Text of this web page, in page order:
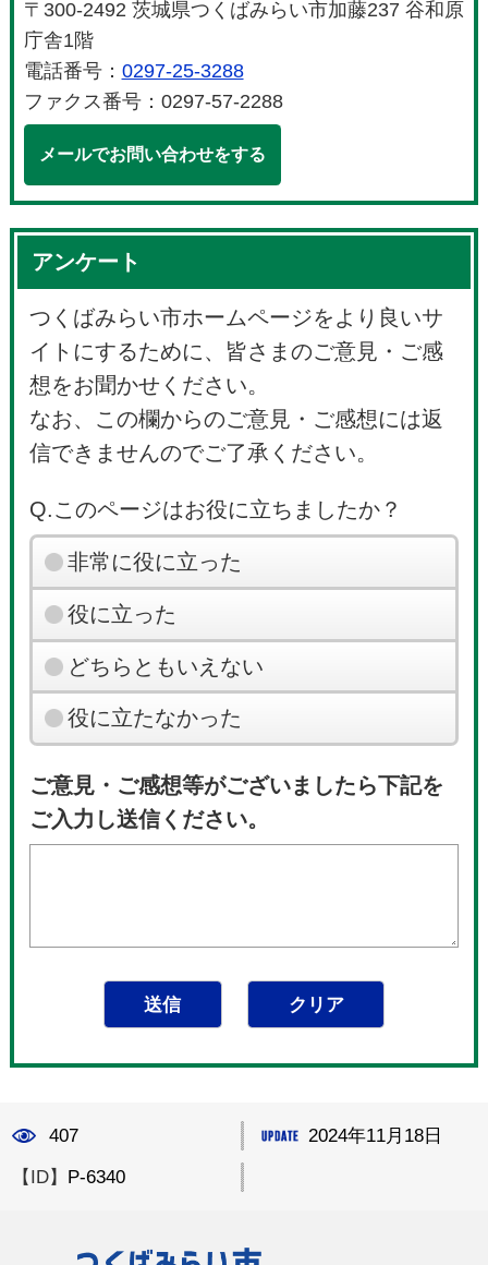
〒300-2492 茨城県つくばみらい市加藤237 谷和原
庁舎1階
電話番号： 0297-25-3288
ファクス番号：0297-57-2288
メールでお問い合わせをする
アンケート
つくばみらい市ホームページをより良いサ
イトにするために、皆さまのご意見・ご感
想をお聞かせください。
なお、この欄からのご意見・ご感想には返
信できませんのでご了承ください。
Q.このページはお役に立ちましたか？
非常に役に立った
役に立った
どちらともいえない
役に立たなかった
ご意見・ご感想等がございましたら下記を
ご入力し送信ください。
407 2024年11月18日
【ID】 P-6340